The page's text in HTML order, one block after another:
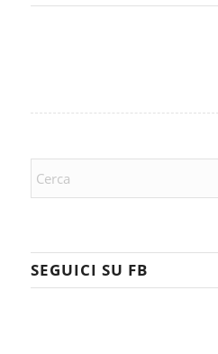
SEGUICI SU FB